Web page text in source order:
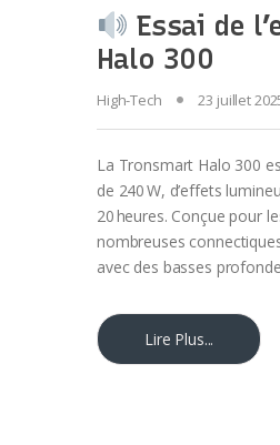
Essai de
Halo 300
High-Tech 23 juillet
La Tronsmart Halo 300
de 240 W, d’effets
20 heures. Conçue pour
nombreuses
avec des basses
Lire Plus...